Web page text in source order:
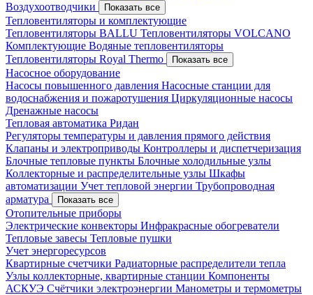
Воздухоотводчики
Показать все
Тепловентиляторы и комплектующие
Тепловентиляторы BALLU Тепловентиляторы VOLCANO
Комплектующие Водяные тепловентиляторы
Тепловентиляторы Royal Thermo
Показать все
Насосное оборудование
Насосы повышенного давления Насосные станции для
водоснабжения и пожаротушения Циркуляционные насосы
Дренажные насосы
Тепловая автоматика Ридан
Регуляторы температуры и давления прямого действия
Клапаны и электроприводы Контроллеры и диспетчеризация
Блочные тепловые пункты Блочные холодильные узлы
Коллекторные и распределительные узлы Шкафы
автоматизации Учет тепловой энергии Трубопроводная
арматура
Показать все
Отопительные приборы
Электрические конвекторы Инфракрасные обогреватели
Тепловые завесы Тепловые пушки
Учет энергоресурсов
Квартирные счетчики Радиаторные распределители тепла
Узлы коллекторные, квартирные станции Компоненты
АСКУЭ Счётчики электроэнергии Манометры и термометры